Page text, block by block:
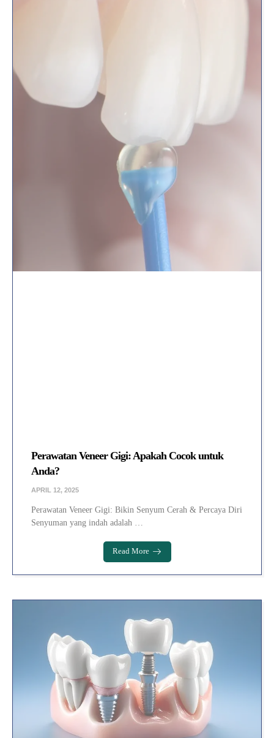
Perawatan Veneer Gigi: Apakah Cocok untuk
Anda?
APRIL 12, 2025
Perawatan Veneer Gigi: Bikin Senyum Cerah & Percaya Diri
Senyuman yang indah adalah …
Read More